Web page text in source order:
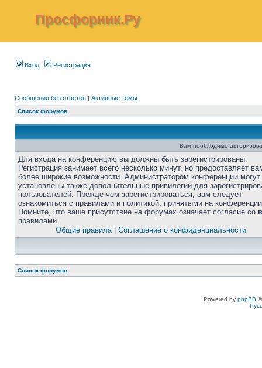
Просфорник.Ру
Вход Регистрация
Сообщения без ответов | Активные темы
Список форумов
Вам необходимо
Для входа на конференцию вы должны быть зарегистрированы.
Регистрация занимает всего несколько минут, но предоставляет
более широкие возможности. Администратором конференции
установлены также дополнительные привилегии для
пользователей. Прежде чем зарегистрироваться, вам следует
ознакомиться с правилами и политикой, принятыми на
Помните, что ваше присутствие на форумах означает согласие со
правилами.
Общие правила| Соглашение о конфиденциальности
Список форумов
Powered by phpBB